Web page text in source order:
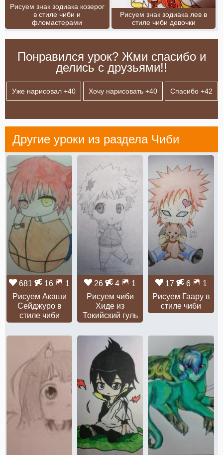
Рисуем знак зодиака козерог
в стиле чиби и
фломастерами
Рисуем знак зодиака лев в
стиле чиби девочки
Понравился урок? Жми спасибо и
делись с друзьями!!
Уже нарисовал +40 Хочу нарисовать +40 Спасибо +42
Другие уроки из раздела Чиби
681 16
1
Рисуем Акаши
Сейджуро в
стиле чиби
26 4
1
Рисуем чиби
Хиде из
Токийский гуль
17 6
1
Рисуем Гаару в
стиле чиби